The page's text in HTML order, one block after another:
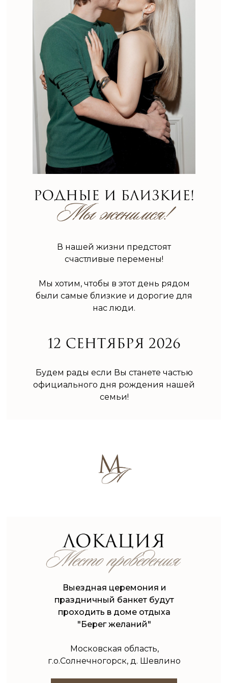
В нашей жизни предстоят
счастливые перемены!
Мы хотим, чтобы в этот день рядом
были самые близкие и дорогие для
нас люди.
Будем рады если Вы станете частью
официального дня рождения нашей
семьи!
Выездная церемония и
праздничный банкет будут
проходить в доме отдыха
"Берег желаний"
Московская область,
г.о.Солнечногорск, д. Шевлино